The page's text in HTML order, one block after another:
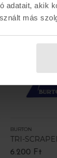
adatait, akik
más